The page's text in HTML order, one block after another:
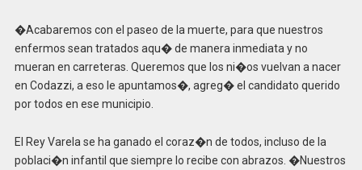
�Acabaremos con el paseo de la muerte, para que nuestros
enfermos sean tratados aqu� de manera inmediata y no
mueran en carreteras. Queremos que los ni�os vuelvan a nacer
en Codazzi, a eso le apuntamos�, agreg� el candidato querido
por todos en ese municipio.
El Rey Varela se ha ganado el coraz�n de todos, incluso de la
poblaci�n infantil que siempre lo recibe con abrazos. �Nuestros